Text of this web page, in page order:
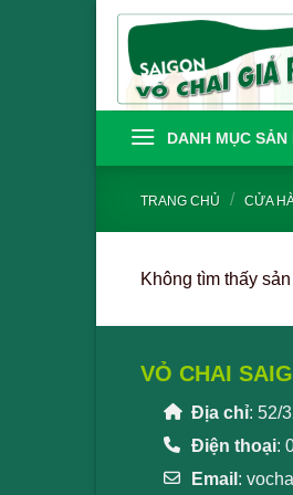
DANH MỤC SẢN
TRANG CHỦ / CỬA
Không tìm thấy
VỎ CHAI
Địa chỉ: 52/
Điện thoại:
Email :